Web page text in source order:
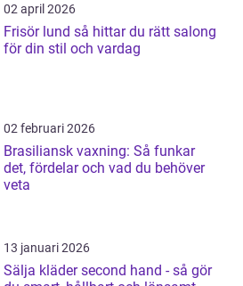
02 april 2026
Frisör lund så hittar du rätt salong
för din stil och vardag
02 februari 2026
Brasiliansk vaxning: Så funkar
det, fördelar och vad du behöver
veta
13 januari 2026
Sälja kläder second hand - så gör